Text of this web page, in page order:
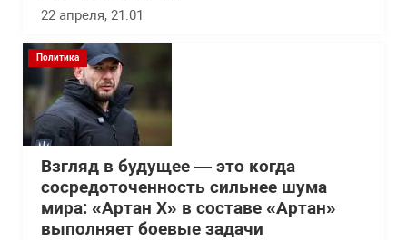
22 апреля, 21:01
Политика
Взгляд в будущее — это когда
сосредоточенность сильнее шума
мира: «Артан Х» в составе «Артан»
выполняет боевые задачи